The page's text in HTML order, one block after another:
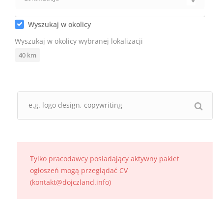
Wyszukaj w okolicy
Wyszukaj w okolicy wybranej lokalizacji
40 km
Tylko pracodawcy posiadający aktywny pakiet
ogłoszeń mogą przeglądać CV
(kontakt@dojczland.info)